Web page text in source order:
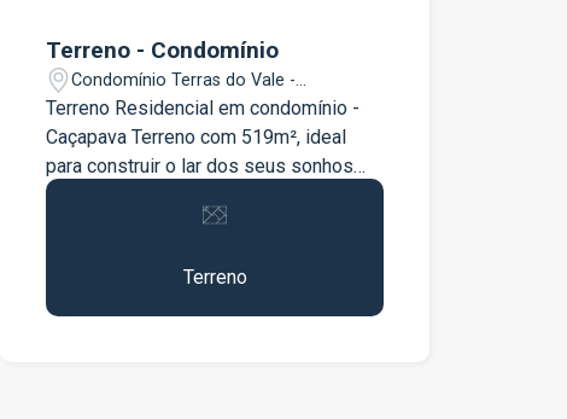
Terreno - Condomínio
Condomínio Terras do Vale -
Caçapava/SP
Terreno Residencial em condomínio -
Caçapava Terreno com 519m², ideal
para construir o lar dos seus sonhos
com todo conforto, segurança e
exclusividade que você merece. ?
infraestrutura completa, ruas
asfaltadas, iluminação, paisagismo e
Terreno